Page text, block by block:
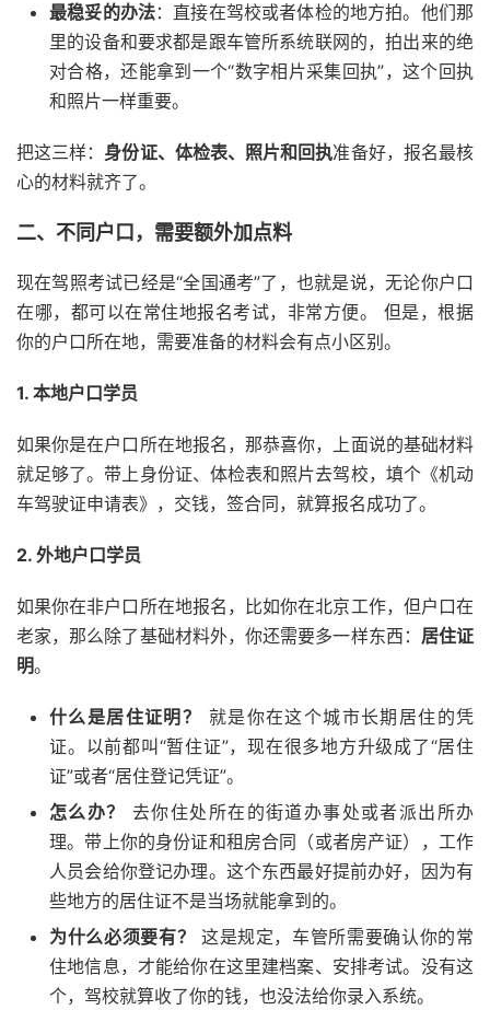
最稳妥的办法：直接在驾校或者体检的地方拍。他们那
里的设备和要求都是跟车管所系统联网的，拍出来的绝
对合格，还能拿到一个“数字相片采集回执”，这个回执
和照片一样重要。
把这三样： 身份证、体检表、照片和回执准备好，报名最核
心的材料就齐了。
二、不同户口，需要额外加点料
现在驾照考试已经是“全国通考”了，也就是说，无论你户口
在哪，都可以在常住地报名考试，非常方便。 但是，根据
你的户口所在地，需要准备的材料会有点小区别。
1. 本地户口学员
如果你是在户口所在地报名，那恭喜你，上面说的基础材料
就足够了。带上身份证、体检表和照片去驾校，填个《机动
车驾驶证申请表》，交钱，签合同，就算报名成功了。
2. 外地户口学员
如果你在非户口所在地报名，比如你在北京工作，但户口在
老家，那么除了基础材料外，你还需要多一样东西： 居住证
明。
什么是居住证明？
就是你在这个城市长期居住的凭
证。以前都叫“暂住证”，现在很多地方升级成了“居住
证”或者“居住登记凭证”。
怎么办？
去你住处所在的街道办事处或者派出所办
理。带上你的身份证和租房合同（或者房产证），工作
人员会给你登记办理。这个东西最好提前办好，因为有
些地方的居住证不是当场就能拿到的。
为什么必须要有？
这是规定，车管所需要确认你的常
住地信息，才能给你在这里建档案、安排考试。没有这
个，驾校就算收了你的钱，也没法给你录入系统。